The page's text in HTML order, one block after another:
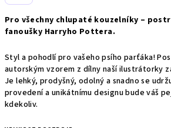
Pro všechny chlupaté kouzelníky –
fanoušky Harryho Pottera.
Styl a pohodlí pro vašeho psího parťáka!
autorským vzorem z dílny naší ilustrátorky
Je lehký, prodyšný, odolný a snadno se
provedení a unikátnímu designu bude váš
kdekoliv.